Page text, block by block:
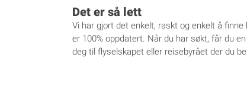
Det er så lett
Vi har gjort det enkelt, raskt og enkelt å
er 100% oppdatert. Når du har søkt, får du
deg til flyselskapet eller reisebyrået der du